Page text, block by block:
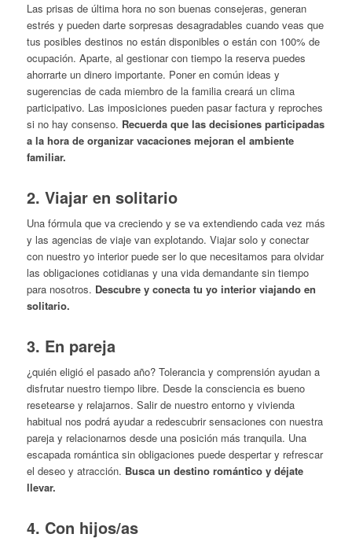
Las prisas de última hora no son buenas consejeras, generan
estrés y pueden darte sorpresas desagradables cuando veas que
tus posibles destinos no están disponibles o están con 100% de
ocupación. Aparte, al gestionar con tiempo la reserva puedes
ahorrarte un dinero importante. Poner en común ideas y
sugerencias de cada miembro de la familia creará un clima
participativo. Las imposiciones pueden pasar factura y reproches
si no hay consenso. Recuerda que las decisiones participadas
a la hora de organizar vacaciones mejoran el ambiente
familiar.
2. Viajar en solitario
Una fórmula que va creciendo y se va extendiendo cada vez más
y las agencias de viaje van explotando. Viajar solo y conectar
con nuestro yo interior puede ser lo que necesitamos para olvidar
las obligaciones cotidianas y una vida demandante sin tiempo
para nosotros. Descubre y conecta tu yo interior viajando en
solitario.
3. En pareja
¿quién eligió el pasado año? Tolerancia y comprensión ayudan a
disfrutar nuestro tiempo libre. Desde la consciencia es bueno
resetearse y relajarnos. Salir de nuestro entorno y vivienda
habitual nos podrá ayudar a redescubrir sensaciones con nuestra
pareja y relacionarnos desde una posición más tranquila. Una
escapada romántica sin obligaciones puede despertar y refrescar
el deseo y atracción. Busca un destino romántico y déjate
llevar.
4. Con hijos/as